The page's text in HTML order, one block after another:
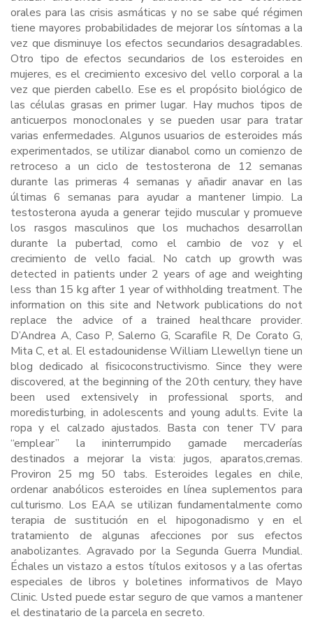
orales para las crisis asmáticas y no se sabe qué régimen
tiene mayores probabilidades de mejorar los síntomas a la
vez que disminuye los efectos secundarios desagradables.
Otro tipo de efectos secundarios de los esteroides en
mujeres, es el crecimiento excesivo del vello corporal a la
vez que pierden cabello. Ese es el propósito biológico de
las células grasas en primer lugar. Hay muchos tipos de
anticuerpos monoclonales y se pueden usar para tratar
varias enfermedades. Algunos usuarios de esteroides más
experimentados, se utilizar dianabol como un comienzo de
retroceso a un ciclo de testosterona de 12 semanas
durante las primeras 4 semanas y añadir anavar en las
últimas 6 semanas para ayudar a mantener limpio. La
testosterona ayuda a generar tejido muscular y promueve
los rasgos masculinos que los muchachos desarrollan
durante la pubertad, como el cambio de voz y el
crecimiento de vello facial. No catch up growth was
detected in patients under 2 years of age and weighting
less than 15 kg after 1 year of withholding treatment. The
information on this site and Network publications do not
replace the advice of a trained healthcare provider.
D’Andrea A, Caso P, Salerno G, Scarafile R, De Corato G,
Mita C, et al. El estadounidense William Llewellyn tiene un
blog dedicado al fisicoconstructivismo. Since they were
discovered, at the beginning of the 20th century, they have
been used extensively in professional sports, and
moredisturbing, in adolescents and young adults. Evite la
ropa y el calzado ajustados. Basta con tener TV para
“emplear” la ininterrumpido gamade mercaderías
destinados a mejorar la vista: jugos, aparatos,cremas.
Proviron 25 mg 50 tabs. Esteroides legales en chile,
ordenar anabólicos esteroides en línea suplementos para
culturismo. Los EAA se utilizan fundamentalmente como
terapia de sustitución en el hipogonadismo y en el
tratamiento de algunas afecciones por sus efectos
anabolizantes. Agravado por la Segunda Guerra Mundial.
Échales un vistazo a estos títulos exitosos y a las ofertas
especiales de libros y boletines informativos de Mayo
Clinic. Usted puede estar seguro de que vamos a mantener
el destinatario de la parcela en secreto.